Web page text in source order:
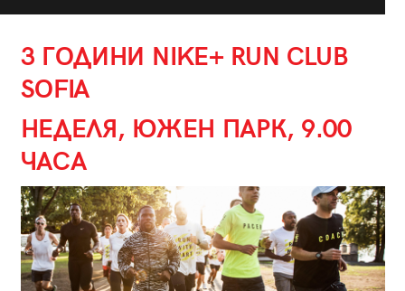
3 ГОДИНИ NIKE+ RUN CLUB
SOFIA
НЕДЕЛЯ, ЮЖЕН ПАРК, 9.00
ЧАСА